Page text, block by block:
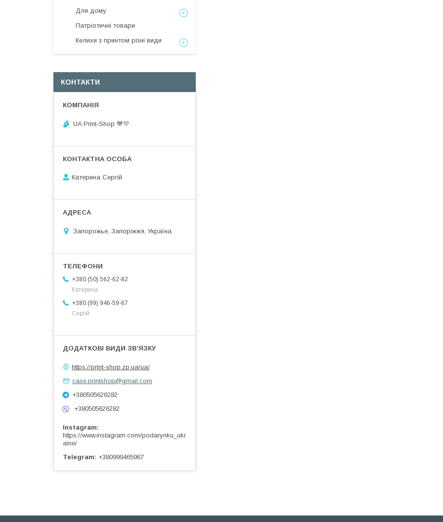
Для дому
Патріотичні товари
Келихи з принтом різні види
КОНТАКТИ
UA Print-Shop ​💙💛
Катерина Сергій
Запорожье, Запоріжжя, Україна
+380 (50) 562-62-82
Катерина
+380 (99) 946-59-67
Сергій
https://print-shop.zp.ua/ua/
case.printshop@gmail.com
+380505626282
+380505626282
Instagram
https://www.instagram.com/podarynku_ukr
aine/
Telegram
+380999465967